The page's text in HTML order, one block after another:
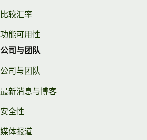
比较汇率
功能可用性
公司与团队
公司与团队
最新消息与博客
安全性
媒体报道